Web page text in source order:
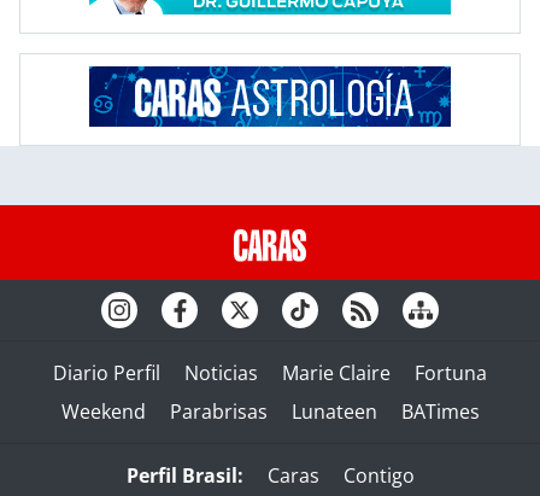
Diario Perfil Noticias Marie Claire
Fortuna
Weekend
Parabrisas Lunateen BATimes
Perfil Brasil: Caras Contigo